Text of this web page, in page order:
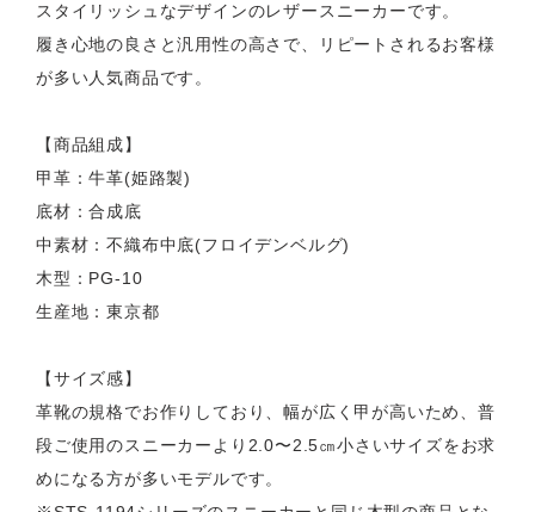
スタイリッシュなデザインのレザースニーカーです。
履き心地の良さと汎用性の高さで、リピートされるお客様
が多い人気商品です。
【商品組成】
甲革：牛革(姫路製)
底材：合成底
中素材：不織布中底(フロイデンベルグ)
木型：PG-10
生産地：東京都
【サイズ感】
革靴の規格でお作りしており、幅が広く甲が高いため、普
段ご使用のスニーカーより2.0〜2.5㎝小さいサイズをお求
めになる方が多いモデルです。